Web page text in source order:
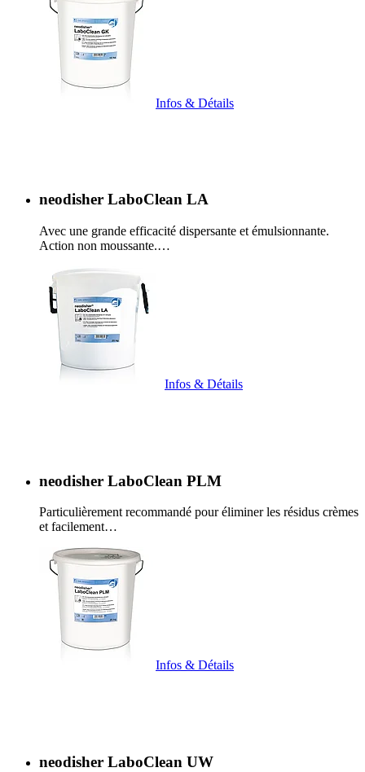
Infos & Détails
neodisher LaboClean LA
Avec une grande efficacité dispersante et émulsionnante.
Action non moussante.…
Infos & Détails
neodisher LaboClean PLM
Particulièrement recommandé pour éliminer les résidus crèmes
et facilement…
Infos & Détails
neodisher LaboClean UW